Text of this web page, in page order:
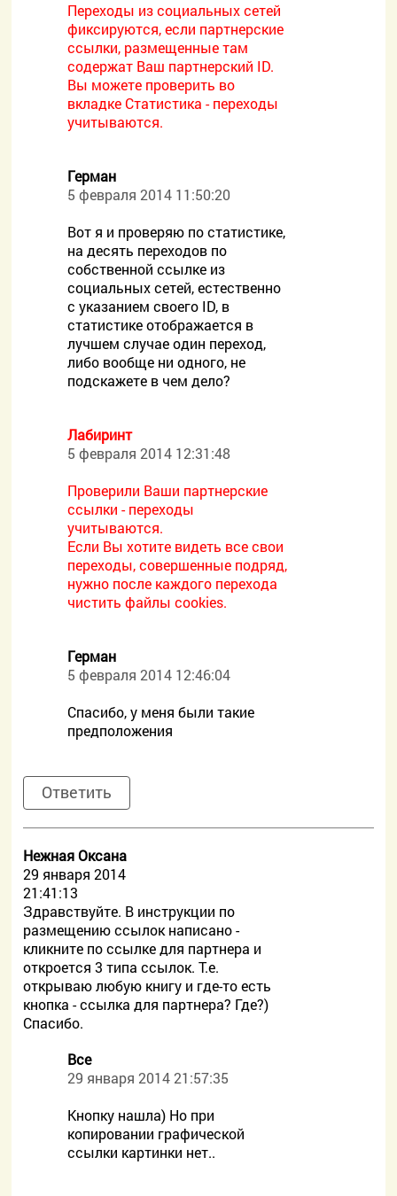
Переходы из социальных сетей
фиксируются, если партнерские
ссылки, размещенные там
содержат Ваш партнерский ID.
Вы можете проверить во
вкладке Статистика - переходы
учитываются.
Герман
5 февраля 2014 11:50:20
Вот я и проверяю по статистике,
на десять переходов по
собственной ссылке из
социальных сетей, естественно
с указанием своего ID, в
статистике отображается в
лучшем случае один переход,
либо вообще ни одного, не
подскажете в чем дело?
Лабиринт
5 февраля 2014 12:31:48
Проверили Ваши партнерские
ссылки - переходы
учитываются.
Если Вы хотите видеть все свои
переходы, совершенные подряд,
нужно после каждого перехода
чистить файлы cookies.
Герман
5 февраля 2014 12:46:04
Спасибо, у меня были такие
предположения
Ответить
Нежная Оксана
29 января 2014
21:41:13
Здравствуйте. В инструкции по
размещению ссылок написано -
кликните по ссылке для партнера и
откроется 3 типа ссылок. Т.е.
открываю любую книгу и где-то есть
кнопка - ссылка для партнера? Где?)
Спасибо.
Все
29 января 2014 21:57:35
Кнопку нашла) Но при
копировании графической
ссылки картинки нет..